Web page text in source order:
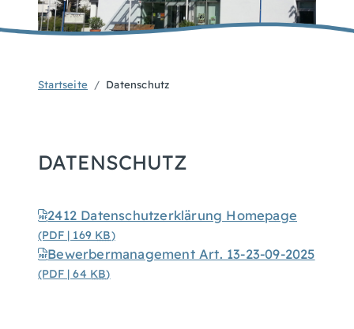
Startseite Datenschutz
DATENSCHUTZ
2412 Datenschutzerklärung Homepage
(PDF | 169 KB)
Bewerbermanagement Art. 13-23-09-2025
(PDF | 64 KB)